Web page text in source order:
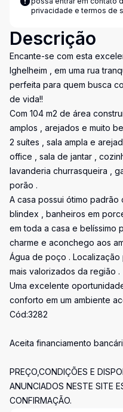
privacidade e termos de
Descrição
Encante-se com esta
Ighelheim , em uma rua
perfeita para quem busca
de vida!!
Com 104 m2 de área
amplos , arejados e muito
2 suítes , sala ampla e
office , sala de jantar ,
lavanderia churrasqueira ,
porão .
A casa possui ótimo padrão
blindex , banheiros em
em toda a casa e belíssimo
charme e aconchego aos
Água de poço .
mais valorizados da região .
Uma excelente
conforto em um ambiente
Cód:3282
Aceita financiamento
PREÇO,CONDIÇÕES E
ANUNCIADOS NESTE SITE
CONFIRMAÇÃO.